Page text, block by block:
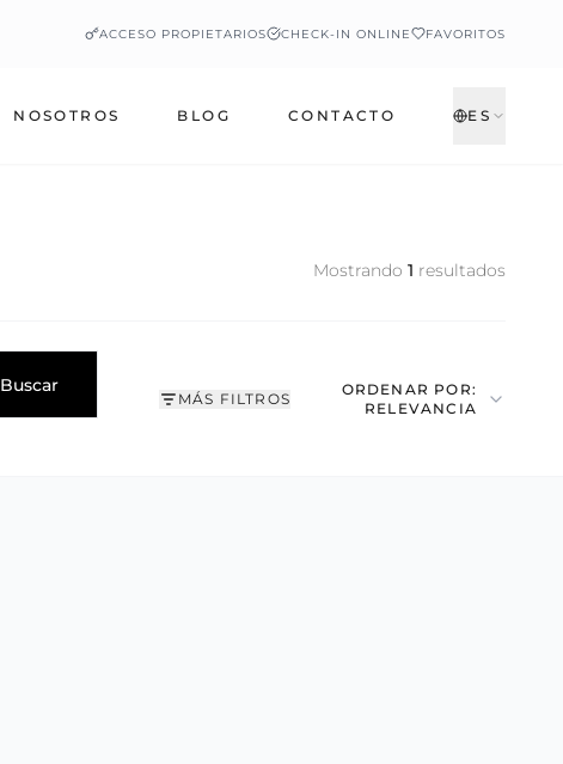
ACCESO PROPIETARIOS CHECK-IN ONLINE FAVORITOS
NOSOTROS BLOG CONTACTO ES
Mostrando 1 resultados
Buscar
MÁS FILTROS
ORDENAR POR:
RELEVANCIA